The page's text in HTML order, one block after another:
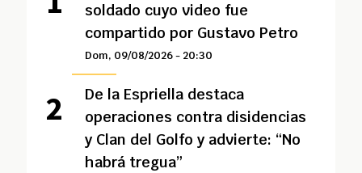
soldado cuyo video fue
compartido por Gustavo Petro
Dom, 09/08/2026 - 20:30
De la Espriella destaca
operaciones contra disidencias
y Clan del Golfo y advierte: “No
habrá tregua”